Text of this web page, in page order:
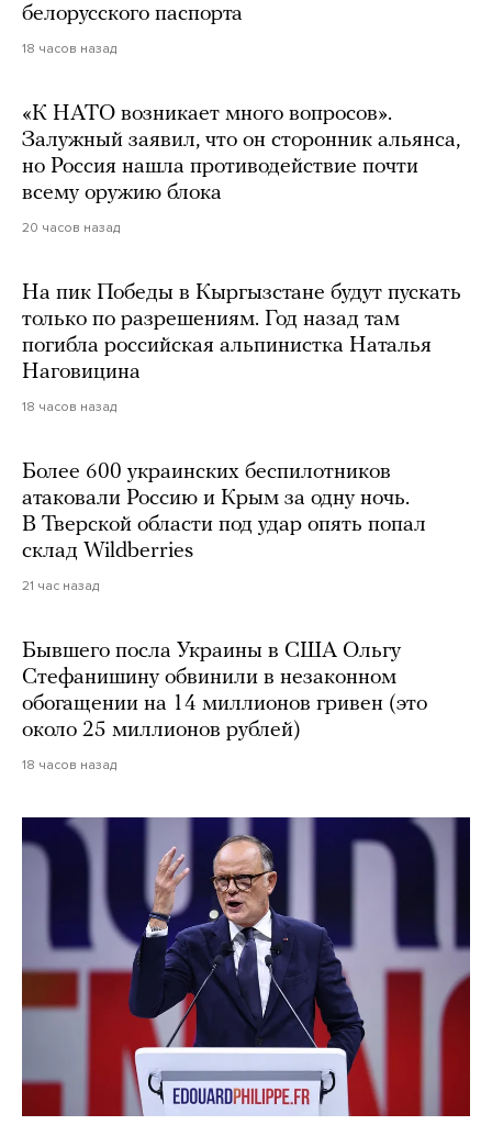
белорусского паспорта
18 часов назад
«К НАТО возникает много вопросов».
Залужный заявил, что он сторонник альянса,
но Россия нашла противодействие почти
всему оружию блока
20 часов назад
На пик Победы в Кыргызстане будут пускать
только по разрешениям. Год назад там
погибла российская альпинистка Наталья
Наговицина
18 часов назад
Более 600 украинских беспилотников
атаковали Россию и Крым за одну ночь.
В Тверской области под удар опять попал
склад Wildberries
21 час назад
Бывшего посла Украины в США Ольгу
Стефанишину обвинили в незаконном
обогащении на 14 миллионов гривен (это
около 25 миллионов рублей)
18 часов назад